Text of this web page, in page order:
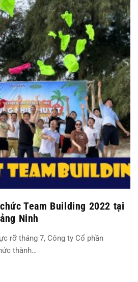
Team Building 2022 tại
Ninh
rỡ tháng 7, Công ty Cổ phần
thành…